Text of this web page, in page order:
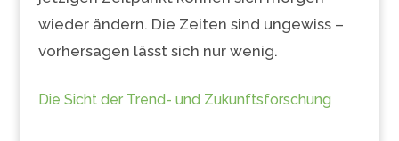
wieder ändern. Die Zeiten sind ungewiss –
vorhersagen lässt sich nur wenig.
Die Sicht der Trend- und Zukunftsforschung